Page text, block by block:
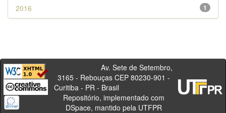
1
2016
Av. Sete de Setembro,
3165 - Rebouças CEP 80230-901 -
Curitiba - PR - Brasil
Repositório, implementado com
DSpace, mantido pela UTFPR